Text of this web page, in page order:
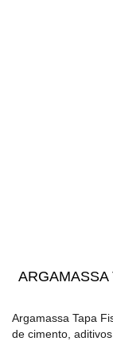
ARGAMASSA
Argamassa Tapa
de cimento,